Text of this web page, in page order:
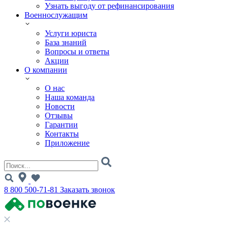
Узнать выгоду от рефинансирования
Военнослужащим
Услуги юриста
База знаний
Вопросы и ответы
Акции
О компании
О нас
Наша команда
Новости
Отзывы
Гарантии
Контакты
Приложение
8 800 500-71-81 Заказать звонок